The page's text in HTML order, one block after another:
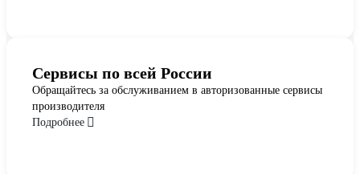
Сервисы по всей России
Обращайтесь за обслуживанием в авторизованные сервисы
производителя
Подробнее